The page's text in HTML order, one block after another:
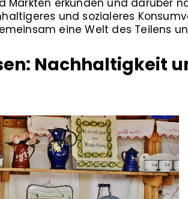
Märkten erkunden und darüber
und sozialeres
eine Welt des Teilens
Nachhaltigkeit